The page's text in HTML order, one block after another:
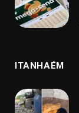
ITANHAÉM